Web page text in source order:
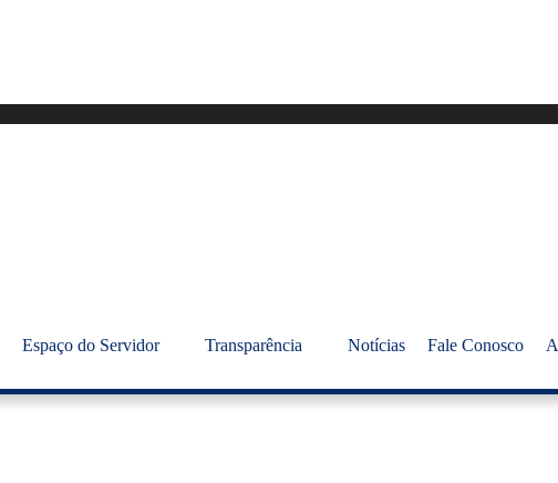
Espaço do Servidor Transparência Notícias Fale Conosco